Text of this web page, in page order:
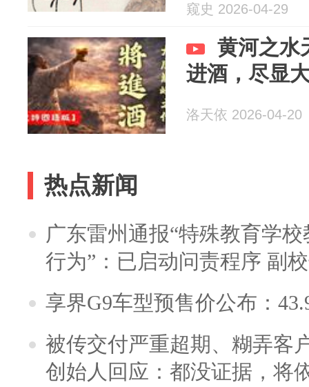
窥史 2026-04-29
黄河之水
进酒，尽显
洛天依 2026-04-20
热点新闻
广东雷州通报“特殊教育学
行为”：已启动问责程序 副
享界G9车型预售价公布：
被传交付严重超期、糊弄客
创始人回应：都没证据，将